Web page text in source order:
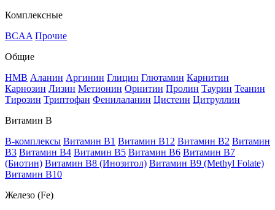
Комплексные
BCAA Прочие
Общие
HMB Аланин Аргинин Глицин Глютамин Карнитин
Карнозин Лизин Метионин Орнитин Пролин Таурин Теанин
Тирозин Триптофан Фенилаланин Цистеин Цитруллин
Витамин В
B-комплексы Витамин B1 Витамин B12 Витамин B2 Витамин
B3 Витамин B4 Витамин B5 Витамин B6 Витамин B7
(Биотин) Витамин B8 (Инозитол) Витамин B9 (Methyl Folate)
Витамин В10
Железо (Fe)